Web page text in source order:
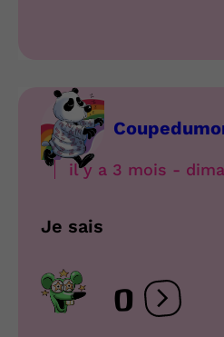
il y a 3 mois -
Je sais
0 Ouvrir